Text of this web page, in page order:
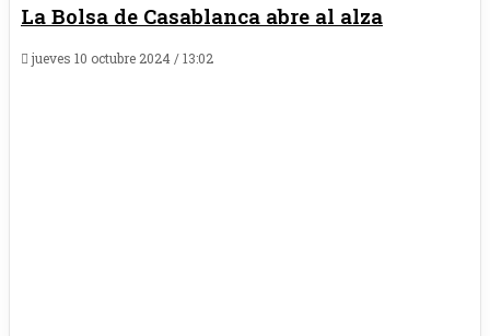
La Bolsa de Casablanca abre al alza
jueves 10 octubre 2024 / 13:02